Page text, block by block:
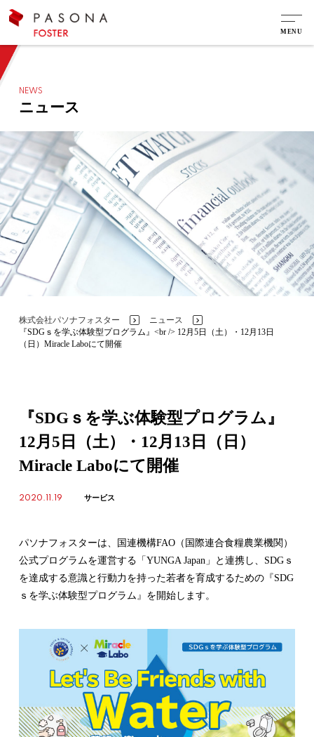
NEWS
ニュース
株式会社パソナフォスター >ニュース
『SDGｓを学ぶ体験型プログラム』<br /> 12月5日（土）・12月13日
（日）Miracle Laboにて開催
『SDGｓを学ぶ体験型プログラム』
12月5日（土）・12月13日（日）
Miracle Laboにて開催
2020.11.19 サービス
パソナフォスターは、国連機構FAO（国際連合食糧農業機関）
公式プログラムを運営する「YUNGA Japan」と連携し、SDGｓ
を達成する意識と行動力を持った若者を育成するための『SDG
ｓを学ぶ体験型プログラム』を開始します。